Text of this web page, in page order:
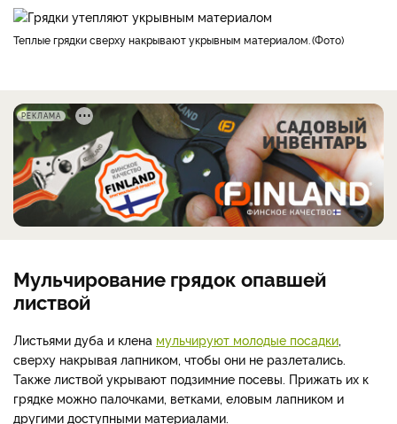
теплые грядки сверху накрывают укрывным материалом. Фото
РЕКЛАМА
Мульчирование грядок опавшей
листвой
Листьями дуба и клена мульчируют молодые посадки,
сверху накрывая лапником, чтобы они не разлетались.
Также листвой укрывают подзимние посевы. Прижать их к
грядке можно палочками, ветками, еловым лапником и
другими доступными материалами.